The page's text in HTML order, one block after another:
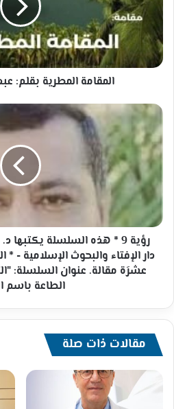
الحفيظ
الندوي
المقامة المطرية بقلم:
رؤية
9
*
هذه
السلسلة
يكتبها
د.
محمد
طلال
بدران
والبحوث
*
السلسلة
رؤية 9 * هذه السلسلة
دار الإفتاء والبحوث الإسلامية
عشرَة مقالة. عنوان السلسلة:
الطاعة باسم
مقالات ذات صلة